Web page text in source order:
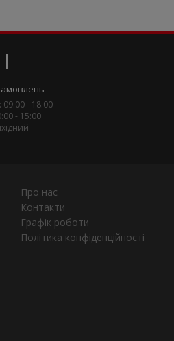
09:00 - 18:00
- 15:00
Про нас
Контакти
Графік роботи
Політика конфіденційності